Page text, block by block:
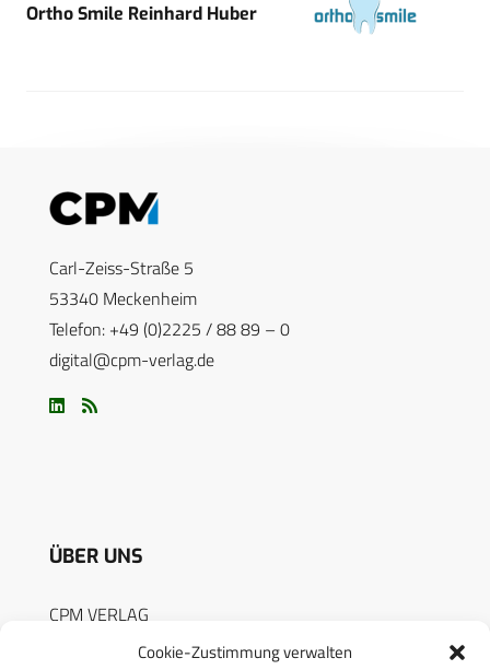
Cookie-Zustimmung verwalten
Ortho Smile Reinhard Huber
Carl-Zeiss-Straße 5
53340 Meckenheim
Telefon: +49 (0)2225 / 88 89 – 0
digital@cpm-verlag.de
ÜBER UNS
CPM VERLAG
CPM PUBLICATIONS